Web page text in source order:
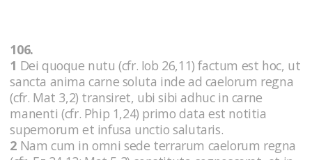
106.
1 Dei quoque nutu (cfr. Iob 26,11) factum est hoc, ut
sancta anima carne soluta inde ad caelorum regna
(cfr. Mat 3,2) transiret, ubi sibi adhuc in carne
manenti (cfr. Phip 1,24) primo data est notitia
supernorum et infusa unctio salutaris.
2 Nam cum in omni sede terrarum caelorum regna